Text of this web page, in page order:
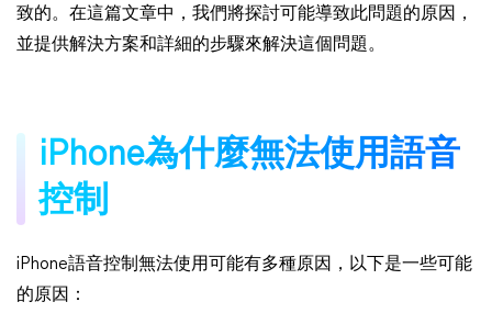
致的。在這篇文章中，我們將探討可能導致此問題的原因，
並提供解決方案和詳細的步驟來解決這個問題。
iPhone為什麼無法使用語音
控制
iPhone語音控制無法使用可能有多種原因，以下是一些可能
的原因：